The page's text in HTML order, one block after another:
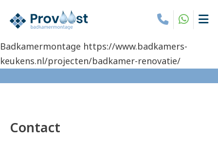
Badkamermontage https://www.badkamers-
keukens.nl/projecten/badkamer-renovatie/
Contact